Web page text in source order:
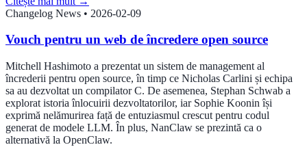
Changelog News • 2026-02-09
Vouch pentru un web de încredere open source
Mitchell Hashimoto a prezentat un sistem de management al
încrederii pentru open source, în timp ce Nicholas Carlini și echipa
sa au dezvoltat un compilator C. De asemenea, Stephan Schwab a
explorat istoria înlocuirii dezvoltatorilor, iar Sophie Koonin își
exprimă nelămurirea față de entuziasmul crescut pentru codul
generat de modele LLM. În plus, NanClaw se prezintă ca o
alternativă la OpenClaw.